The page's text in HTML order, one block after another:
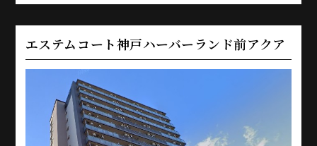
エステムコート神戸ハーバーランド前アクア